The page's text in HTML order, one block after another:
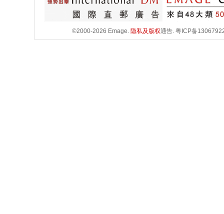
©2000-2026 Emage. 隐私及版权通告. 粤ICP备